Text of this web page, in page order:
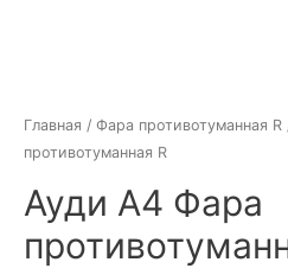
Главная / Фара противотуманная R
противотуманная R
Ауди А4 Фара